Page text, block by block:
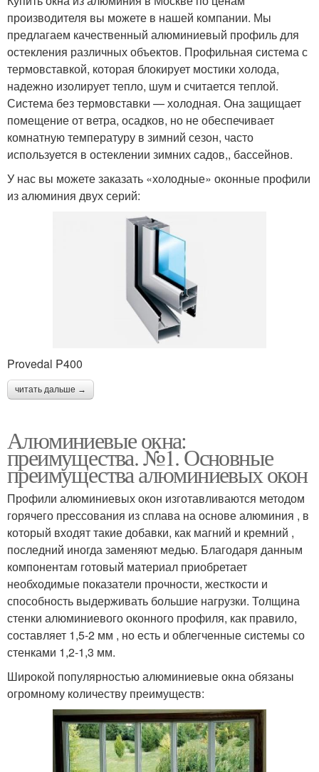
производителя вы можете в нашей компании. Мы
предлагаем качественный алюминиевый профиль для
остекления различных объектов. Профильная система с
термовставкой, которая блокирует мостики холода,
надежно изолирует тепло, шум и считается теплой.
Система без термовставки — холодная. Она защищает
помещение от ветра, осадков, но не обеспечивает
комнатную температуру в зимний сезон, часто
используется в остеклении зимних садов,, бассейнов.
У нас вы можете заказать «холодные» оконные профили
из алюминия двух серий:
Provedal P400
читать дальше →
Алюминиевые окна:
преимущества. №1. Основные
преимущества алюминиевых окон
Профили алюминиевых окон изготавливаются методом
горячего прессования из сплава на основе алюминия , в
который входят такие добавки, как магний и кремний ,
последний иногда заменяют медью. Благодаря данным
компонентам готовый материал приобретает
необходимые показатели прочности, жесткости и
способность выдерживать большие нагрузки. Толщина
стенки алюминиевого оконного профиля, как правило,
составляет 1,5-2 мм , но есть и облегченные системы со
стенками 1,2-1,3 мм.
Широкой популярностью алюминиевые окна обязаны
огромному количеству преимуществ: